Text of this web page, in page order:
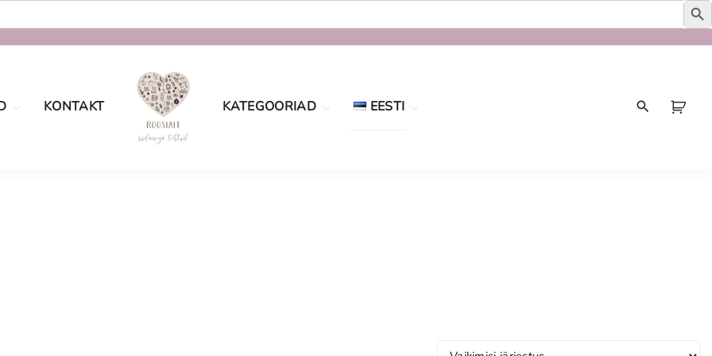
KONTAKT KATEGOORIAD EESTI